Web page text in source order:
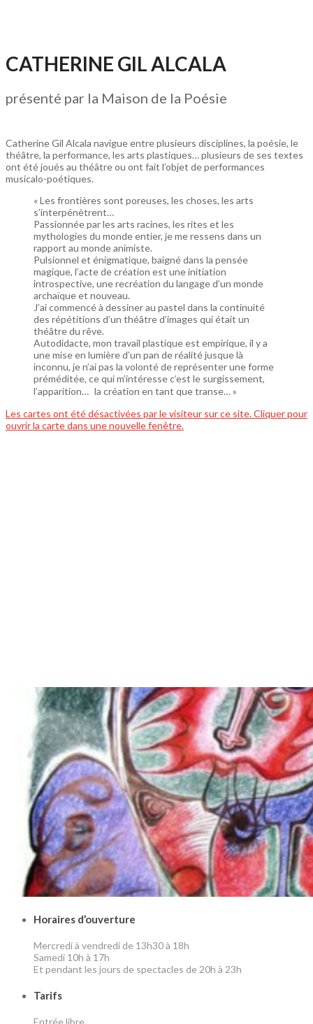
CATHERINE GIL ALCALA
présenté par la Maison de la Poésie
Catherine Gil Alcala navigue entre plusieurs disciplines, la poésie, le
théâtre, la performance, les arts plastiques… plusieurs de ses textes
ont été joués au théâtre ou ont fait l’objet de performances
musicalo-poétiques.
« Les frontières sont poreuses, les choses, les arts
s’interpénètrent…
Passionnée par les arts racines, les rites et les
mythologies du monde entier, je me ressens dans un
rapport au monde animiste.
Pulsionnel et énigmatique, baigné dans la pensée
magique, l’acte de création est une initiation
introspective, une recréation du langage d’un monde
archaïque et nouveau.
J’ai commencé à dessiner au pastel dans la continuité
des répétitions d’un théâtre d’images qui était un
théâtre du rêve.
Autodidacte, mon travail plastique est empirique, il y a
une mise en lumière d’un pan de réalité jusque là
inconnu, je n’ai pas la volonté de représenter une forme
préméditée, ce qui m’intéresse c’est le surgissement,
l’apparition… la création en tant que transe… »
Les cartes ont été désactivées par le visiteur sur ce site. Cliquer pour
ouvrir la carte dans une nouvelle fenêtre.
Horaires d’ouverture
Mercredi à vendredi de 13h30 à 18h
Samedi 10h à 17h
Et pendant les jours de spectacles de 20h à 23h
Tarifs
Entrée libre